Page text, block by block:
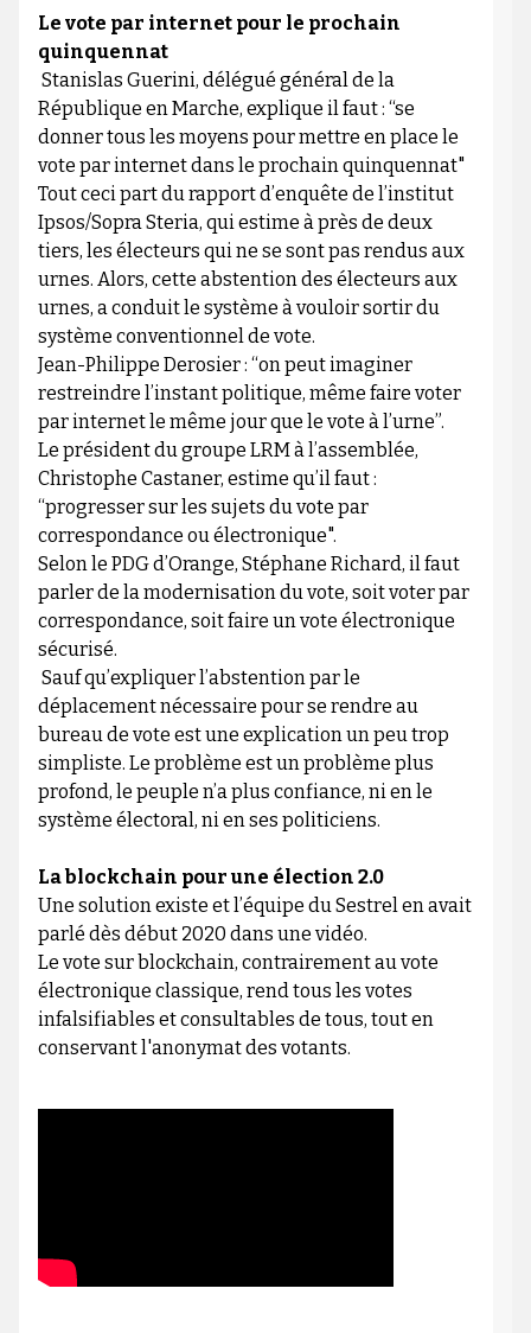
Le vote par internet pour le prochain
quinquennat
Stanislas Guerini, délégué général de la
République en Marche, explique il faut : “se
donner tous les moyens pour mettre en place le
vote par internet dans le prochain quinquennat"
Tout ceci part du rapport d’enquête de l’institut
Ipsos/Sopra Steria, qui estime à près de deux
tiers, les électeurs qui ne se sont pas rendus aux
urnes. Alors, cette abstention des électeurs aux
urnes, a conduit le système à vouloir sortir du
système conventionnel de vote.
Jean-Philippe Derosier : “on peut imaginer
restreindre l’instant politique, même faire voter
par internet le même jour que le vote à l’urne”.
Le président du groupe LRM à l’assemblée,
Christophe Castaner, estime qu’il faut :
“progresser sur les sujets du vote par
correspondance ou électronique".
Selon le PDG d’Orange, Stéphane Richard, il faut
parler de la modernisation du vote, soit voter par
correspondance, soit faire un vote électronique
sécurisé.
Sauf qu’expliquer l’abstention par le
déplacement nécessaire pour se rendre au
bureau de vote est une explication un peu trop
simpliste. Le problème est un problème plus
profond, le peuple n’a plus confiance, ni en le
système électoral, ni en ses politiciens.
La blockchain pour une élection 2.0
Une solution existe et l’équipe du Sestrel en avait
parlé dès début 2020 dans une vidéo.
Le vote sur blockchain, contrairement au vote
électronique classique, rend tous les votes
infalsifiables et consultables de tous, tout en
conservant l'anonymat des votants.